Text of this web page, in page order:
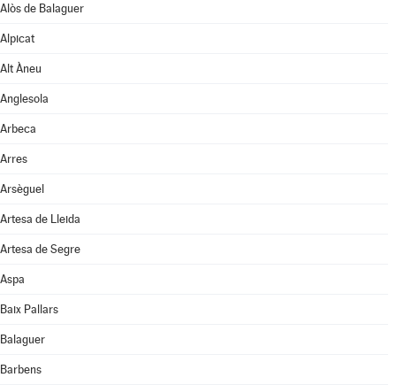
Alòs de Balaguer
Alpicat
Alt Àneu
Anglesola
Arbeca
Arres
Arsèguel
Artesa de Lleida
Artesa de Segre
Aspa
Baix Pallars
Balaguer
Barbens